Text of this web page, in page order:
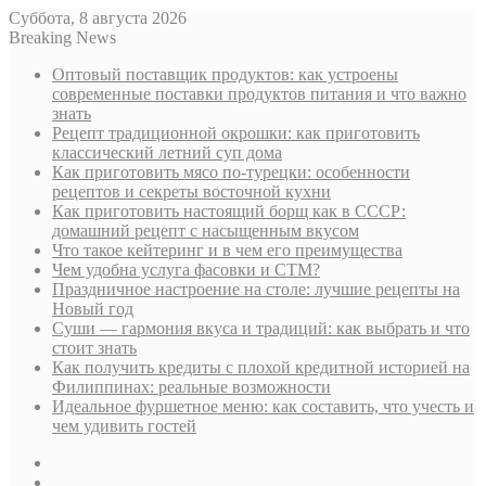
Суббота, 8 августа 2026
Breaking News
Оптовый поставщик продуктов: как устроены
современные поставки продуктов питания и что важно
знать
Рецепт традиционной окрошки: как приготовить
классический летний суп дома
Как приготовить мясо по-турецки: особенности
рецептов и секреты восточной кухни
Как приготовить настоящий борщ как в СССР:
домашний рецепт с насыщенным вкусом
Что такое кейтеринг и в чем его преимущества
Чем удобна услуга фасовки и СТМ?
Праздничное настроение на столе: лучшие рецепты на
Новый год
Суши — гармония вкуса и традиций: как выбрать и что
стоит знать
Как получить кредиты с плохой кредитной историей на
Филиппинах: реальные возможности
Идеальное фуршетное меню: как составить, что учесть и
чем удивить гостей